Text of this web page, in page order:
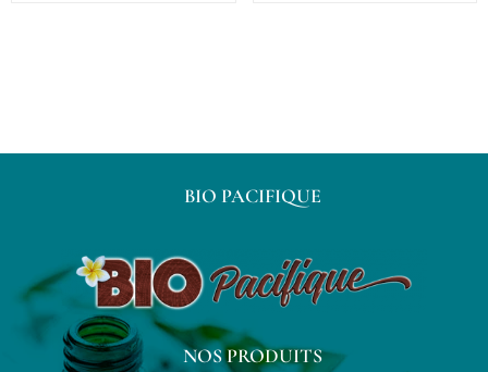
BIO PACIFIQUE
NOS PRODUITS